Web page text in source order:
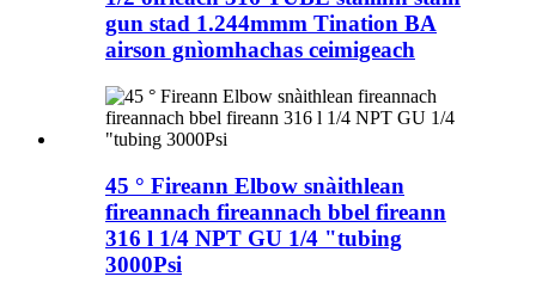
gun stad 1.244mmm Tination BA
airson gnìomhachas ceimigeach
45 ° Fireann Elbow snàithlean
fireannach fireannach bbel fireann
316 l 1/4 NPT GU 1/4 "tubing
3000Psi